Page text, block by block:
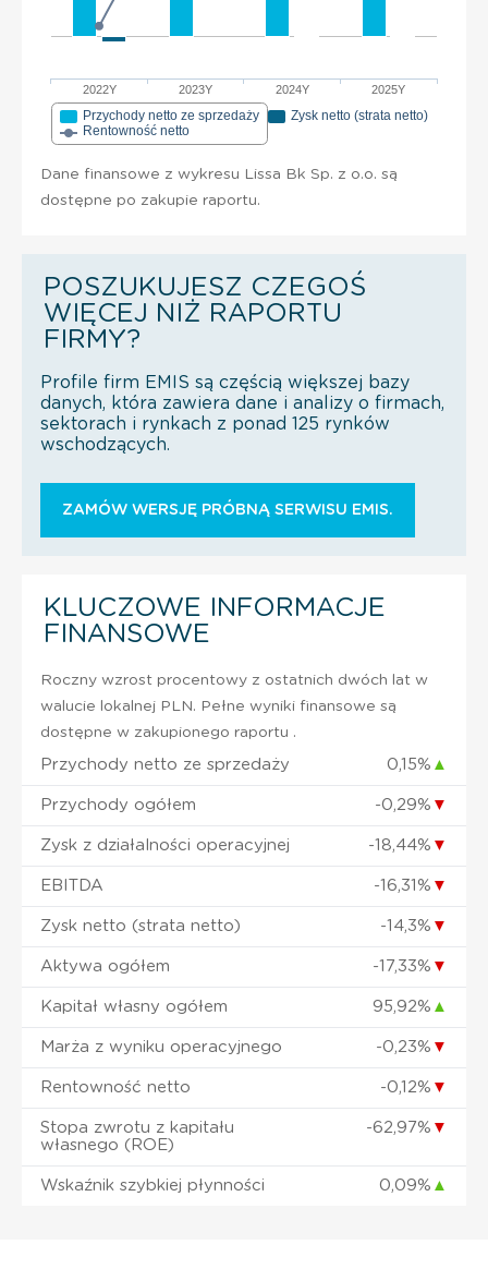
2022Y 2023Y 2024Y 2025Y
Przychody netto ze sprzedaży
Zysk netto (strata netto)
Rentowność netto
Dane finansowe z wykresu Lissa Bk Sp. z o.o. są
dostępne po zakupie raportu.
POSZUKUJESZ CZEGOŚ
WIĘCEJ NIŻ RAPORTU
FIRMY?
Profile firm EMIS są częścią większej bazy
danych, która zawiera dane i analizy o firmach,
sektorach i rynkach z ponad 125 rynków
wschodzących.
ZAMÓW WERSJĘ PRÓBNĄ SERWISU EMIS.
KLUCZOWE INFORMACJE
FINANSOWE
Roczny wzrost procentowy z ostatnich dwóch lat w
walucie lokalnej PLN. Pełne wyniki finansowe są
dostępne w zakupionego raportu .
Przychody netto ze sprzedaży 0,15% ▲
Przychody ogółem -0,29% ▼
Zysk z działalności operacyjnej -18,44% ▼
EBITDA -16,31% ▼
Zysk netto (strata netto) -14,3% ▼
Aktywa ogółem -17,33% ▼
Kapitał własny ogółem 95,92% ▲
Marża z wyniku operacyjnego -0,23% ▼
Rentowność netto -0,12% ▼
Stopa zwrotu z kapitału
własnego (ROE)
-62,97% ▼
Wskaźnik szybkiej płynności 0,09% ▲